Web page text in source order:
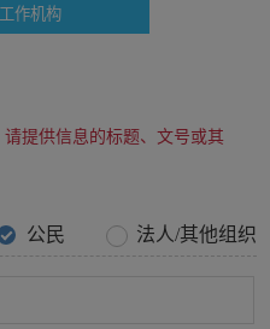
提供信息的标题、文号或其
公民 法人/其他组织